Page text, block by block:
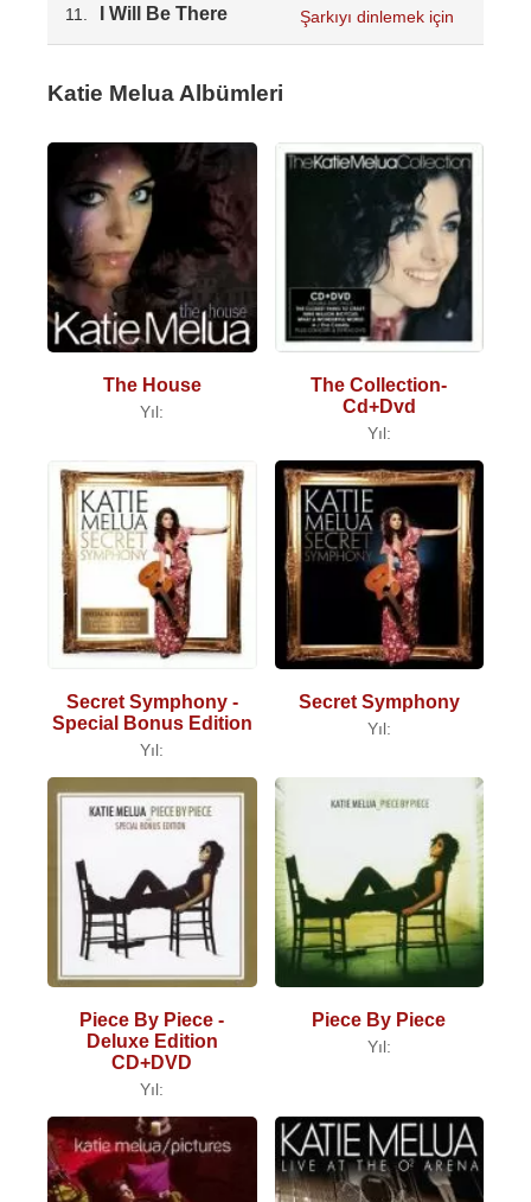
11. I Will Be There Şarkıyı dinlemek için
Katie Melua Albümleri
The House
Yıl:
The Collection-
Cd+Dvd
Yıl:
Secret Symphony -
Special Bonus Edition
Yıl:
Secret Symphony
Yıl:
Piece By Piece -
Deluxe Edition
CD+DVD
Yıl:
Piece By Piece
Yıl: